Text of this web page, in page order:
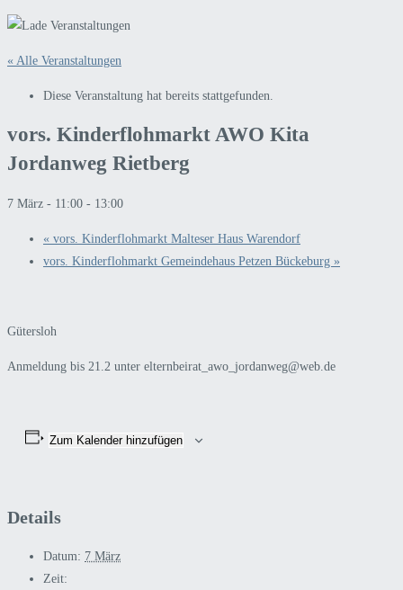
« Alle Veranstaltungen
Diese Veranstaltung hat bereits stattgefunden.
vors. Kinderflohmarkt AWO Kita
Jordanweg Rietberg
7 März - 11:00 - 13:00
« vors. Kinderflohmarkt Malteser Haus Warendorf
vors. Kinderflohmarkt Gemeindehaus Petzen Bückeburg »
Gütersloh
Anmeldung bis 21.2 unter elternbeirat_awo_jordanweg@web.de
Zum Kalender hinzufügen
Details
Datum: 7 März
Zeit: